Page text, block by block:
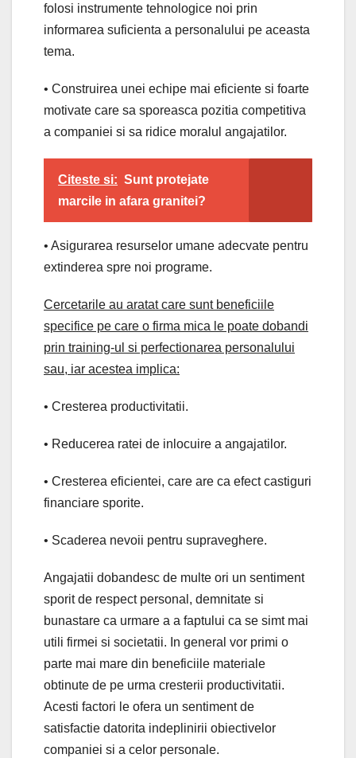
folosi instrumente tehnologice noi prin
informarea suficienta a personalului pe aceasta
tema.
• Construirea unei echipe mai eficiente si foarte
motivate care sa sporeasca pozitia competitiva
a companiei si sa ridice moralul angajatilor.
Citeste si: Sunt protejate
marcile in afara granitei?
• Asigurarea resurselor umane adecvate pentru
extinderea spre noi programe.
Cercetarile au aratat care sunt beneficiile
specifice pe care o firma mica le poate dobandi
prin training-ul si perfectionarea personalului
sau, iar acestea implica:
• Cresterea productivitatii.
• Reducerea ratei de inlocuire a angajatilor.
• Cresterea eficientei, care are ca efect castiguri
financiare sporite.
• Scaderea nevoii pentru supraveghere.
Angajatii dobandesc de multe ori un sentiment
sporit de respect personal, demnitate si
bunastare ca urmare a a faptului ca se simt mai
utili firmei si societatii. In general vor primi o
parte mai mare din beneficiile materiale
obtinute de pe urma cresterii productivitatii.
Acesti factori le ofera un sentiment de
satisfactie datorita indeplinirii obiectivelor
companiei si a celor personale.